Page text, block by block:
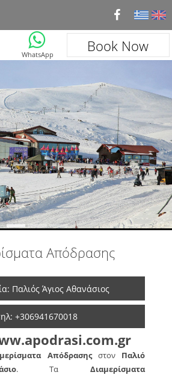
Book Now
WhatsApp
Απόδρασης
Παλιός Άγιος Αθανάσιος
+306941670018
Απόδρασηςστον Παλιό
. ΤαΔιαμερίσματα